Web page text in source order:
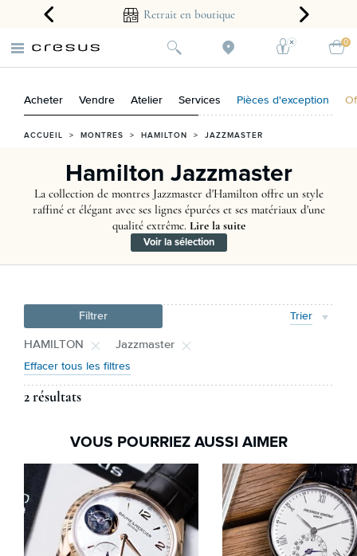
2 ans Retrait en boutique
0
Acheter Vendre Atelier Services Pièces d'exception
ACCUEIL > MONTRES > HAMILTON > JAZZMASTER
Hamilton Jazzmaster
La collection de montres Jazzmaster d'Hamilton offre un style
raffiné et élégant avec ses lignes épurées et ses matériaux d'une
qualité extrême. Lire la suite
Voir la sélection
Filtrer Trier
HAMILTON Jazzmaster
Effacer tous les filtres
2 résultats
VOUS POURRIEZ AUSSI AIMER